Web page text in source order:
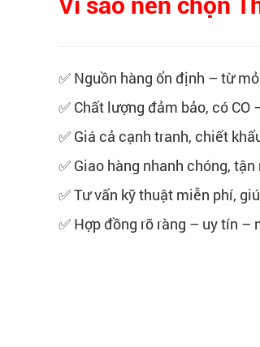
✅ Nguồn hàng ổn định – từ
✅ Chất lượng đảm bảo, có CO
✅ Giá cả cạnh tranh, chiết
✅ Giao hàng nhanh chóng,
✅ Tư vấn kỹ thuật miễn phí,
✅ Hợp đồng rõ ràng – uy tín –